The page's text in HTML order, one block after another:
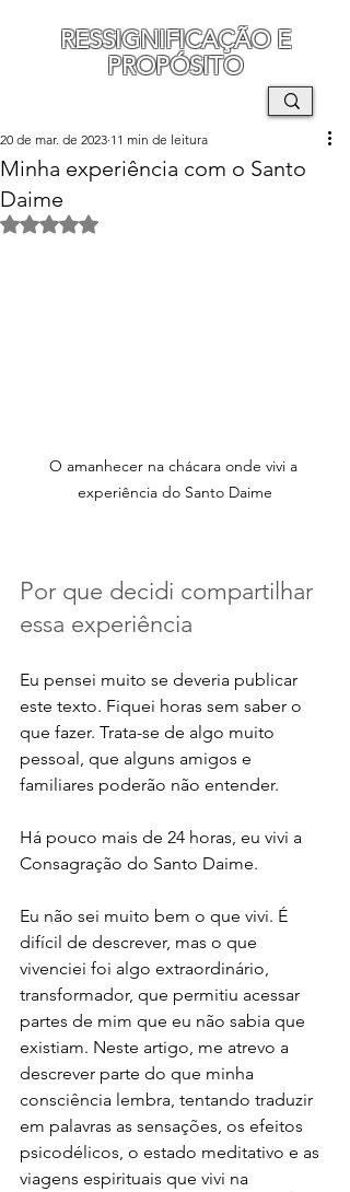
RESSIGNIFICAÇÃO E
PROPÓSITO
Minha experiência com o Santo
Daime
20 de mar. de 2023 11 min de leitura
Avaliado com NaN de 5 estrelas.
O amanhecer na chácara onde vivi a
experiência do Santo Daime
Por que decidi compartilhar
essa experiência
Eu pensei muito se deveria publicar
este texto. Fiquei horas sem saber o
que fazer. Trata-se de algo muito
pessoal, que alguns amigos e
familiares poderão não entender.
Há pouco mais de 24 horas, eu vivi a
Consagração do Santo Daime.
Eu não sei muito bem o que vivi. É
difícil de descrever, mas o que
vivenciei foi algo extraordinário,
transformador, que permitiu acessar
partes de mim que eu não sabia que
existiam. Neste artigo, me atrevo a
descrever parte do que minha
consciência lembra, tentando traduzir
em palavras as sensações, os efeitos
psicodélicos, o estado meditativo e as
viagens espirituais que vivi na